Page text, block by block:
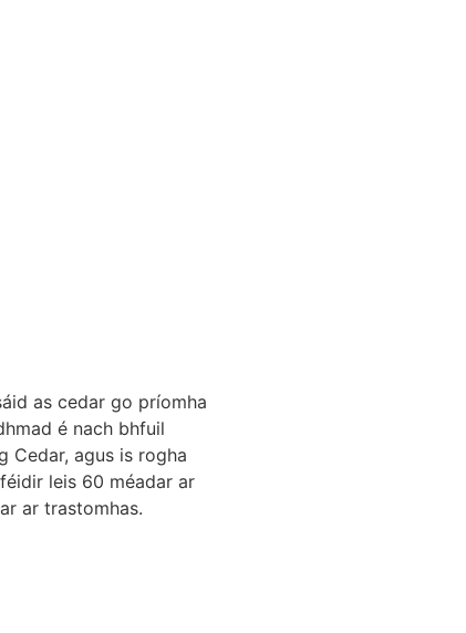
as cedar go príomha
é nach bhfuil
Cedar, agus is rogha
leis 60 méadar ar
ar trastomhas.